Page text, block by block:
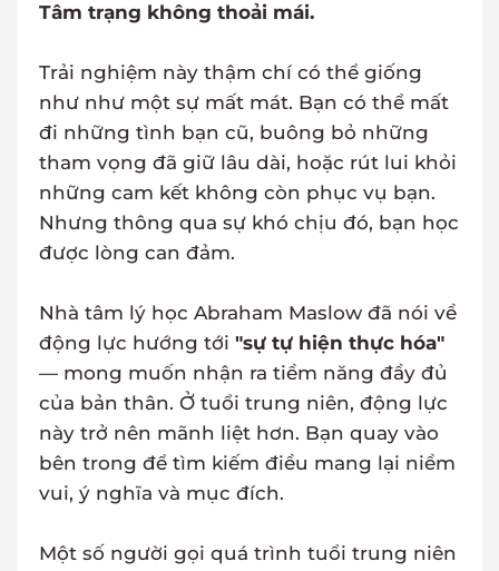
Tâm trạng không thoải mái.
Trải nghiệm này thậm chí có thể giống
như như một sự mất mát. Bạn có thể mất
đi những tình bạn cũ, buông bỏ những
tham vọng đã giữ lâu dài, hoặc rút lui khỏi
những cam kết không còn phục vụ bạn.
Nhưng thông qua sự khó chịu đó, bạn học
được lòng can đảm.
Nhà tâm lý học Abraham Maslow đã nói về
động lực hướng tới "sự tự hiện thực hóa"
— mong muốn nhận ra tiềm năng đầy đủ
của bản thân. Ở tuổi trung niên, động lực
này trở nên mãnh liệt hơn. Bạn quay vào
bên trong để tìm kiếm điều mang lại niềm
vui, ý nghĩa và mục đích.
Một số người gọi quá trình tuổi trung niên